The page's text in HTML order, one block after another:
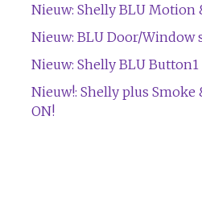
Nieuw: Shelly BLU Motion
Nieuw: BLU Door/Window
Nieuw: Shelly BLU Button1
Nieuw!: Shelly plus Smoke
ON!